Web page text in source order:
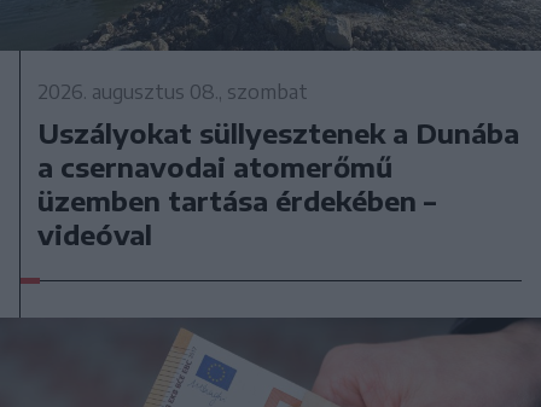
2026. augusztus 08., szombat
Uszályokat süllyesztenek a Dunába
a csernavodai atomerőmű
üzemben tartása érdekében –
videóval